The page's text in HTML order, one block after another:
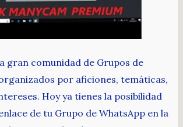
gran comunidad de Grupos de
por aficiones, temáticas,
Hoy ya tienes la posibilidad
de tu Grupo de WhatsApp en la